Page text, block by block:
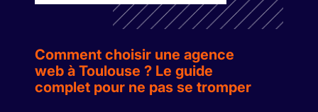
Comment choisir une agence
web à Toulouse ? Le guide
complet pour ne pas se tromper